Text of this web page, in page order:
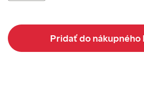
Pridať do nákupného